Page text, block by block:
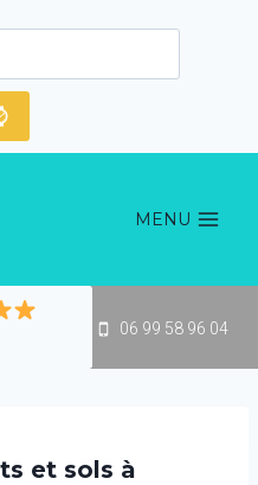
MENU
06 99 58 96 04
et sols à